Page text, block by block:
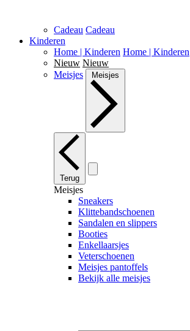
Cadeau Cadeau
Kinderen
Home | Kinderen Home | Kinderen
Nieuw Nieuw
Meisjes
Meisjes
Terug
Meisjes
Sneakers
Klittebandschoenen
Sandalen en slippers
Booties
Enkellaarsjes
Veterschoenen
Meisjes pantoffels
Bekijk alle meisjes